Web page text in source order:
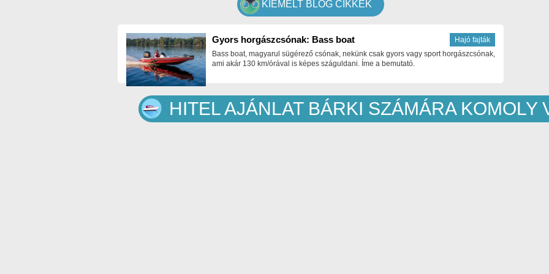
KIEMELT BLOG CIKKEK
Hajó fajták
Gyors horgászcsónak: Bass boat
Bass boat, magyarul sügérező csónak, nekünk csak gyors vagy sport horgászcsónak,
ami akár 130 km/órával is képes száguldani. Íme a bemutató.
HITEL AJÁNLAT BÁRKI SZÁMÁRA KOMOLY